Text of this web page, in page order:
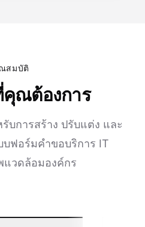
สมบัติ
คุณต้องการ
การสร้าง ปรับแต่ง และ
ฟอร์มคำขอบริการ IT
แวดล้อมองค์กร